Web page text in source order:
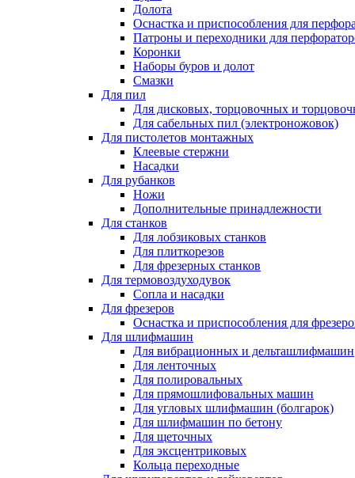
Долота
Оснастка и приспособления для
Патроны и переходники для
Коронки
Наборы буров и долот
Смазки
Для пил
Для дисковых, торцовочных и
Для сабельных пил (электроножовок)
Для пистолетов монтажных
Клеевые стержни
Насадки
Для рубанков
Ножи
Дополнительные принадлежности
Для станков
Для лобзиковых станков
Для плиткорезов
Для фрезерных станков
Для термовоздуходувок
Сопла и насадки
Для фрезеров
Оснастка и приспособления для
Для шлифмашин
Для вибрационных и дельташлифмашин
Для ленточных
Для полировальных
Для прямошлифовальных машин
Для угловых шлифмашин (болгарок)
Для шлифмашин по бетону
Для щеточных
Для эксцентриковых
Кольца переходные